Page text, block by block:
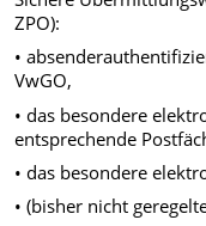
ZPO):
•
VwGO,
• das besondere
entsprechende
• das besondere
• (bisher nicht